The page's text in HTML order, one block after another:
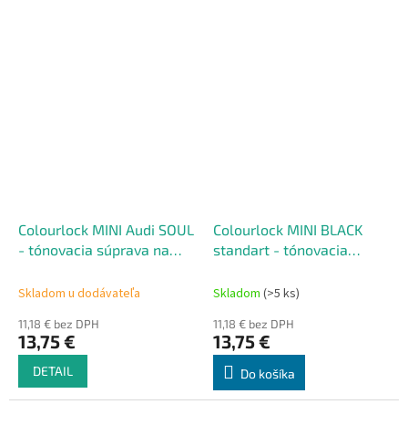
Colourlock MINI Audi SOUL
- tónovacia súprava na
Skladom u dodávateľa
11,18 € bez DPH
13,75 €
DETAIL
Colourlock MINI BLACK
standart - tónovacia
50 ml
Skladom (>5 ks)
11,18 € bez DPH
13,75 €
Do košíka